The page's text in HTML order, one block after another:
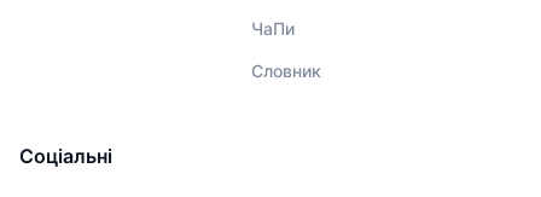
ЧаПи
Словник
Соціальні